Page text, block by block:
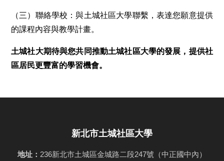
（三）聯絡學校：與土城社區大學聯繫，表達您願意提供
的課程內容與教學計畫。
土城社大期待與您共同推動土城社區大學的發展，提供社
區居民更豐富的學習機會。
新北市土城社區大學
地址： 236新北市土城區金城路二段247號（中正國中內）